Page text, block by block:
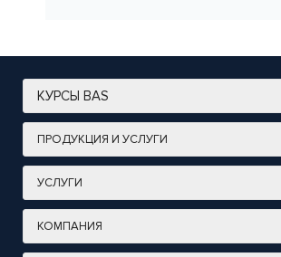
КУРСЫ BAS
ПРОДУКЦИЯ И УСЛУГИ
УСЛУГИ
КОМПАНИЯ